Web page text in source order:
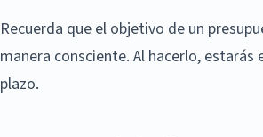
Recuerda que el objetivo de un
manera consciente. Al hacerlo,
plazo.